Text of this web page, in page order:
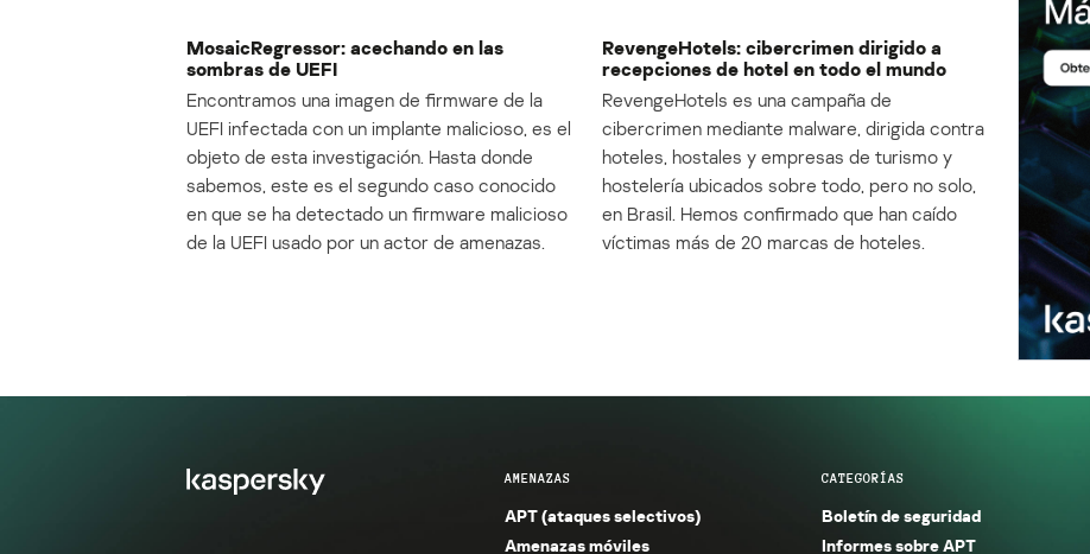
MosaicRegressor: acechando en las
sombras de UEFI
Encontramos una imagen de firmware de la
UEFI infectada con un implante malicioso, es el
objeto de esta investigación. Hasta donde
sabemos, este es el segundo caso conocido
en que se ha detectado un firmware malicioso
de la UEFI usado por un actor de amenazas.
RevengeHotels: cibercrimen dirigido a
recepciones de hotel en todo el mundo
RevengeHotels es una campaña de
cibercrimen mediante malware, dirigida contra
hoteles, hostales y empresas de turismo y
hostelería ubicados sobre todo, pero no solo,
en Brasil. Hemos confirmado que han caído
víctimas más de 20 marcas de hoteles.
AMENAZAS
APT (ataques selectivos)
Amenazas móviles
CATEGORÍAS
Boletín de seguridad
Informes sobre APT